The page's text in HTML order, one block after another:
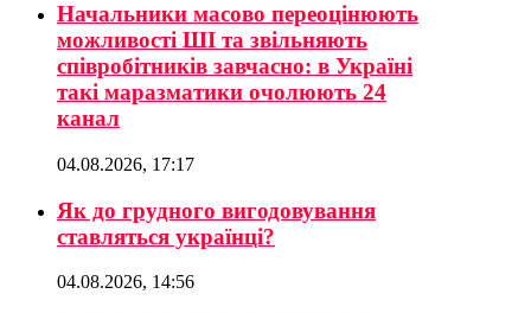
Начальники масово переоцінюють
можливості ШІ та звільняють
співробітників завчасно: в Україні
такі маразматики очолюють 24
канал
04.08.2026, 17:17
Як до грудного вигодовування
ставляться українці?
04.08.2026, 14:56